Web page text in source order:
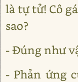
là tự tử! Cô
sao?
- Đúng như
- Phản ứng